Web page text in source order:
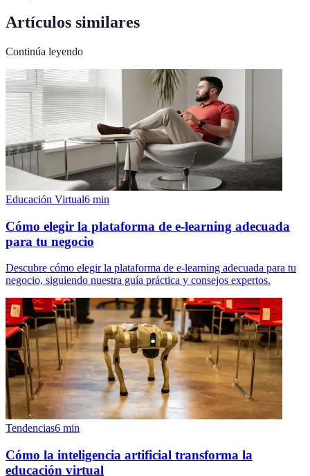
Artículos similares
Continúa leyendo
Educación Virtual6 min
Cómo elegir la plataforma de e-learning adecuada
para tu negocio
Descubre cómo elegir la plataforma de e-learning adecuada para tu
negocio, siguiendo nuestra guía práctica y consejos expertos.
Tendencias6 min
Cómo la inteligencia artificial transforma la
educación virtual